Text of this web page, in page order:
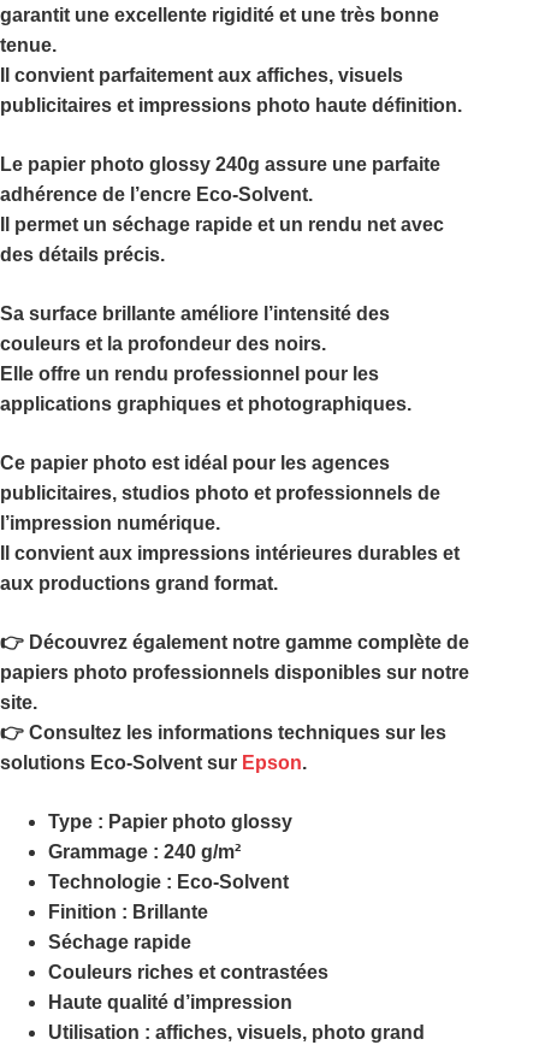
garantit une excellente rigidité et une très bonne
tenue.
Il convient parfaitement aux affiches, visuels
publicitaires et impressions photo haute définition.
Le papier photo glossy 240g assure une parfaite
adhérence de l’encre Eco-Solvent.
Il permet un séchage rapide et un rendu net avec
des détails précis.
Sa surface brillante améliore l’intensité des
couleurs et la profondeur des noirs.
Elle offre un rendu professionnel pour les
applications graphiques et photographiques.
Ce papier photo est idéal pour les agences
publicitaires, studios photo et professionnels de
l’impression numérique.
Il convient aux impressions intérieures durables et
aux productions grand format.
👉 Découvrez également notre gamme complète de
papiers photo professionnels disponibles sur notre
site.
👉 Consultez les informations techniques sur les
solutions Eco-Solvent sur Epson.
Type : Papier photo glossy
Grammage : 240 g/m²
Technologie : Eco-Solvent
Finition : Brillante
Séchage rapide
Couleurs riches et contrastées
Haute qualité d’impression
Utilisation : affiches, visuels, photo grand